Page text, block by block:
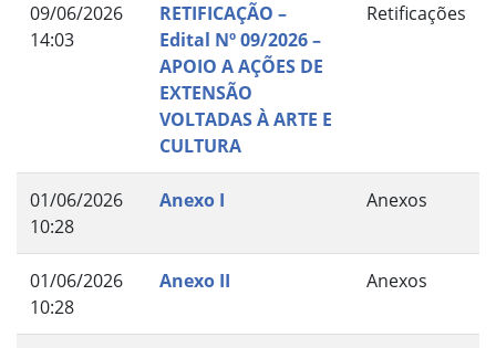
09/06/2026
14:03
RETIFICAÇÃO –
Edital Nº 09/2026 –
APOIO A AÇÕES DE
EXTENSÃO
VOLTADAS À ARTE E
CULTURA
Retificações
01/06/2026
10:28
Anexo I Anexos
01/06/2026
10:28
Anexo II Anexos